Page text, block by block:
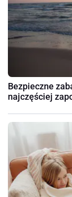
Bezpieczne
najczęściej